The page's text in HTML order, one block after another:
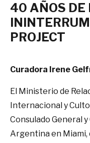
40 AÑOS DE
PROJECT
Curadora Irene
El Ministerio de
Internacional y
Consulado General
Argentina en